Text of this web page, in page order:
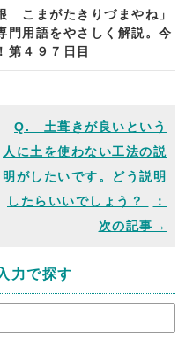
こまがたきりづまやね」
門用語をやさしく解説。今
第４９７日目
Q. 土葺きが良いという
人に土を使わない工法の説
明がしたいです。どう説明
したらいいでしょう？
力で探す